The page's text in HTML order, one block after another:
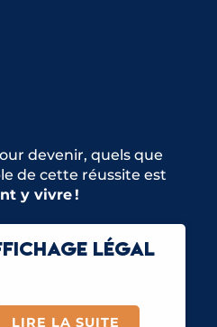
devenir, quels que
de cette réussite est
y vivre !
LÉGAL
LIRE LA SUITE